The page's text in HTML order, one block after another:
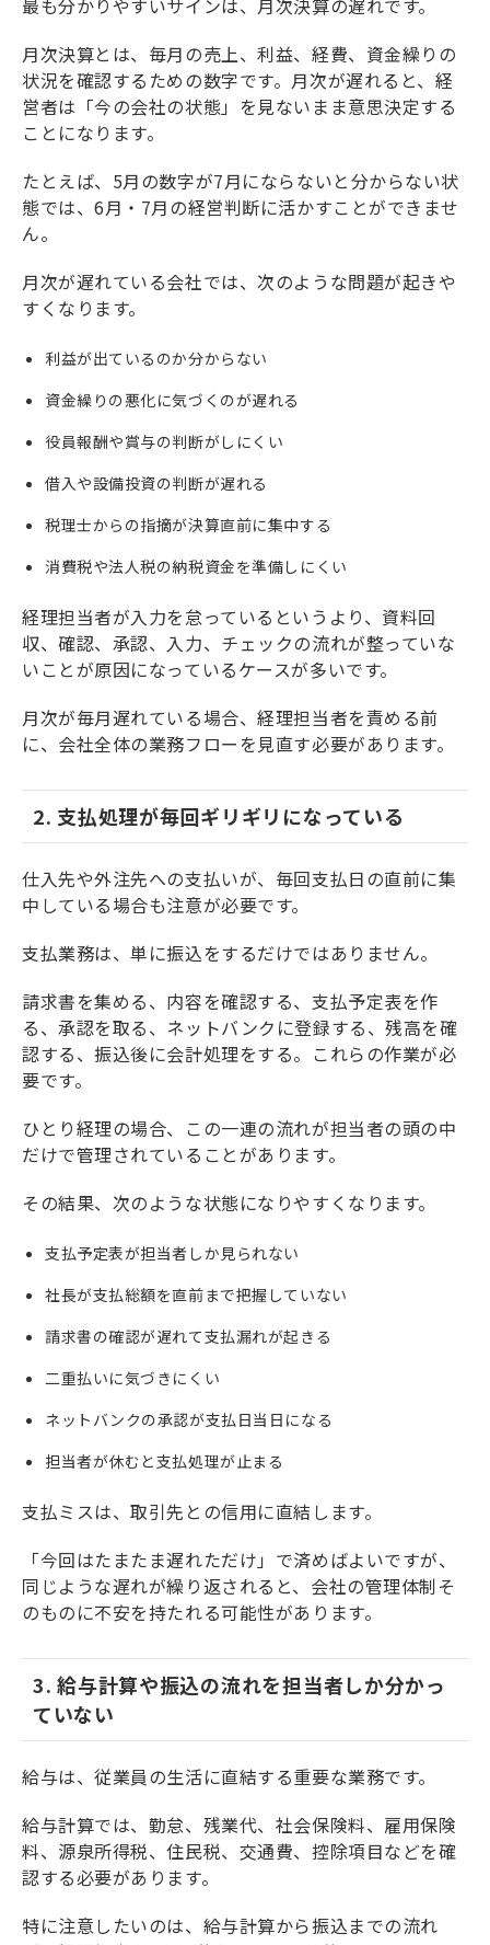
月次決算とは、毎月の売上、利益、経費、資金繰りの
状況を確認するための数字です。月次が遅れると、経
営者は「今の会社の状態」を見ないまま意思決定する
ことになります。
たとえば、5月の数字が7月にならないと分からない状
態では、6月・7月の経営判断に活かすことができませ
ん。
月次が遅れている会社では、次のような問題が起きや
すくなります。
利益が出ているのか分からない
資金繰りの悪化に気づくのが遅れる
役員報酬や賞与の判断がしにくい
借入や設備投資の判断が遅れる
税理士からの指摘が決算直前に集中する
消費税や法人税の納税資金を準備しにくい
経理担当者が入力を怠っているというより、資料回
収、確認、承認、入力、チェックの流れが整っていな
いことが原因になっているケースが多いです。
月次が毎月遅れている場合、経理担当者を責める前
に、会社全体の業務フローを見直す必要があります。
2. 支払処理が毎回ギリギリになっている
仕入先や外注先への支払いが、毎回支払日の直前に集
中している場合も注意が必要です。
支払業務は、単に振込をするだけではありません。
請求書を集める、内容を確認する、支払予定表を作
る、承認を取る、ネットバンクに登録する、残高を確
認する、振込後に会計処理をする。これらの作業が必
要です。
ひとり経理の場合、この一連の流れが担当者の頭の中
だけで管理されていることがあります。
その結果、次のような状態になりやすくなります。
支払予定表が担当者しか見られない
社長が支払総額を直前まで把握していない
請求書の確認が遅れて支払漏れが起きる
二重払いに気づきにくい
ネットバンクの承認が支払日当日になる
担当者が休むと支払処理が止まる
支払ミスは、取引先との信用に直結します。
「今回はたまたま遅れただけ」で済めばよいですが、
同じような遅れが繰り返されると、会社の管理体制そ
のものに不安を持たれる可能性があります。
3. 給与計算や振込の流れを担当者しか分かっ
ていない
給与は、従業員の生活に直結する重要な業務です。
給与計算では、勤怠、残業代、社会保険料、雇用保険
料、源泉所得税、住民税、交通費、控除項目などを確
認する必要があります。
特に注意したいのは、給与計算から振込までの流れ